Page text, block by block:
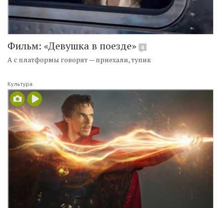
Фильм: «Девушка в поезде» 4
А с платформы говорят — приехали, тупик
Культура